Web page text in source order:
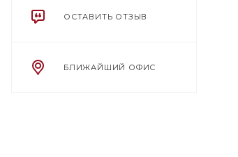
ОСТАВИТЬ ОТЗЫВ
БЛИЖАЙШИЙ ОФИС